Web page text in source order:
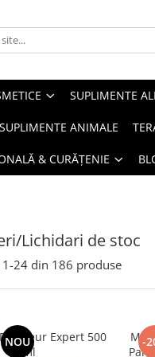
SUPLIMENTE
ANIMALE
& CURĂȚENIE
Lichidari de stoc
1-24 din 186 produse
NOU
Expert 500
ml
-
Par,